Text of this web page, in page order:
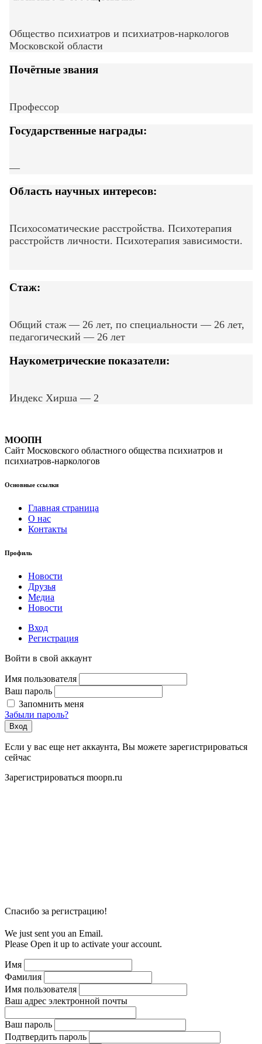
Общество психиатров и психиатров-наркологов
Московской области
Почётные звания
Профессор
Государственные награды:
—
Область научных интересов:
Психосоматические расстройства. Психотерапия
расстройств личности. Психотерапия зависимости.
Стаж:
Общий стаж — 26 лет, по специальности — 26 лет,
педагогический — 26 лет
Наукометрические показатели:
Индекс Хирша — 2
МООПН
Сайт Московского областного общества психиатров и
психиатров-наркологов
Основные ссылки
Главная страница
О нас
Контакты
Профиль
Новости
Друзья
Медиа
Новости
Вход
Регистрация
Войти в свой аккаунт
Имя пользователя
Ваш пароль
Запомнить меня
Забыли пароль?
Вход
Если у вас еще нет аккаунта, Вы можете зарегистрироваться
сейчас
Зарегистрироваться moopn.ru
Спасибо за регистрацию!
We just sent you an Email.
Please Open it up to activate your account.
Имя
Фамилия
Имя пользователя
Ваш адрес электронной почты
Ваш пароль
Подтвердить пароль